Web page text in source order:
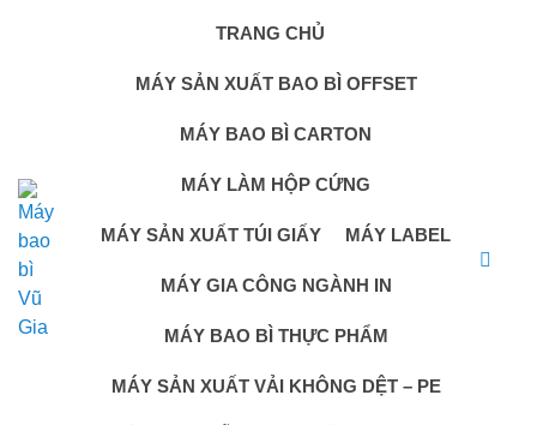
TRANG CHỦ
MÁY SẢN XUẤT BAO BÌ OFFSET
MÁY BAO BÌ CARTON
MÁY LÀM HỘP CỨNG
MÁY SẢN XUẤT TÚI GIẤY MÁY LABEL
MÁY GIA CÔNG NGÀNH IN
MÁY BAO BÌ THỰC PHẨM
MÁY SẢN XUẤT VẢI KHÔNG DỆT – PE